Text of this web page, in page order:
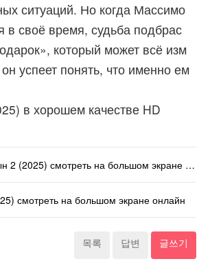
ситуаций. Но когда Массимо
в своё время, судьба подбрас
который может всё изм
успеет понять, что именно ем
в хорошем качестве HD
(2025) смотреть на большом экране онлайн
смотреть на большом экране онлайн
목록 답변 글쓰기